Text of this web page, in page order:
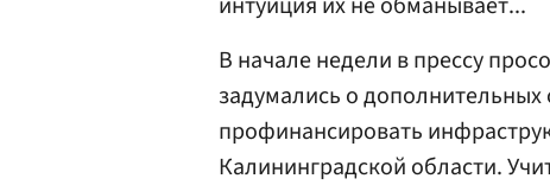
В начале недели в прессу
задумались о
профинансировать
Калининградской области.